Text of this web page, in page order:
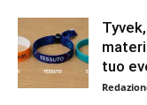
tuo